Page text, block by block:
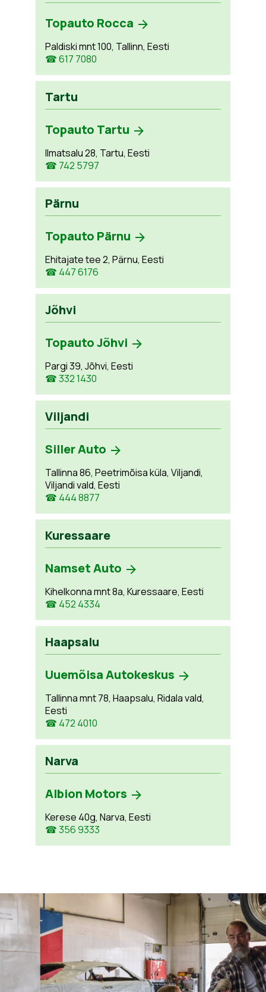
Topauto Rocca
Paldiski mnt 100, Tallinn, Eesti
☎ 617 7080
Tartu
Topauto Tartu
Ilmatsalu 28, Tartu, Eesti
☎ 742 5797
Pärnu
Topauto Pärnu
Ehitajate tee 2, Pärnu, Eesti
☎ 447 6176
Jõhvi
Topauto Jõhvi
Pargi 39, Jõhvi, Eesti
☎ 332 1430
Viljandi
Siller Auto
Tallinna 86, Peetrimõisa küla, Viljandi,
Viljandi vald, Eesti
☎ 444 8877
Kuressaare
Namset Auto
Kihelkonna mnt 8a, Kuressaare, Eesti
☎ 452 4334
Haapsalu
Uuemõisa Autokeskus
Tallinna mnt 78, Haapsalu, Ridala vald,
Eesti
☎ 472 4010
Narva
Albion Motors
Kerese 40g, Narva, Eesti
☎ 356 9333